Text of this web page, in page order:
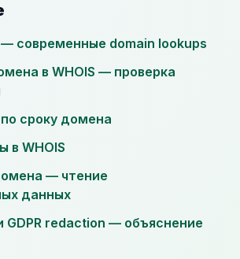
— современные domain lookups
в WHOIS — проверка
сроку домена
в WHOIS
— чтение
данных
GDPR redaction — объяснение